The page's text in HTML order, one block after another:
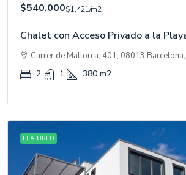
$540,000$1,421/m2
Chalet con Acceso Privado a la
Carrer de Mallorca, 401, 08013 Barcelona,
2 1 380 m2
FEATURED